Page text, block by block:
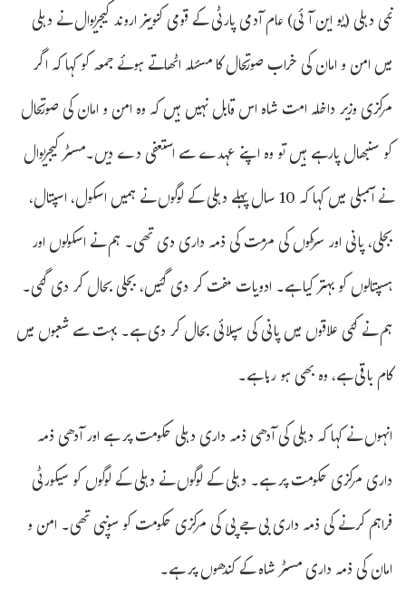
نئی دہلی (یو این آئی) عام آدمی پارٹی کے قومی کنوینر اروند کیجریوال نے دہلی
میں امن و امان کی خراب صورتحال کا مسئلہ اٹھاتے ہوئے جمعہ کو کہا کہ اگر
مرکزی وزیر داخلہ امت شاہ اس قابل نہیں ہیں کہ وہ امن و امان کی صورتحال
کو سنبھال پارہے ہیں تو وہ اپنے عہدے سے استعفی دے دیں۔مسٹر کیجریوال
نے اسمبلی میں کہا کہ 10 سال پہلے دہلی کے لوگوں نے ہمیں اسکول، اسپتال،
بجلی، پانی اور سڑکوں کی مرمت کی ذمہ داری دی تھی۔ ہم نے اسکولوں اور
ہسپتالوں کو بہتر کیا ہے۔ ادویات مفت کر دی گئیں، بجلی بحال کر دی گئی۔
ہم نے کئی علاقوں میں پانی کی سپلائی بحال کر دی ہے۔ بہت سے شعبوں میں
کام باقی ہے، وہ بھی ہو رہا ہے۔
انہوں نے کہا کہ دہلی کی آدھی ذمہ داری دہلی حکومت پر ہے اور آدھی ذمہ
داری مرکزی حکومت پر ہے۔ دہلی کے لوگوں نے دہلی کے لوگوں کو سیکورٹی
فراہم کرنے کی ذمہ داری بی جے پی کی مرکزی حکومت کو سونپی تھی۔ امن و
امان کی ذمہ داری مسٹر شاہ کے کندھوں پر ہے۔